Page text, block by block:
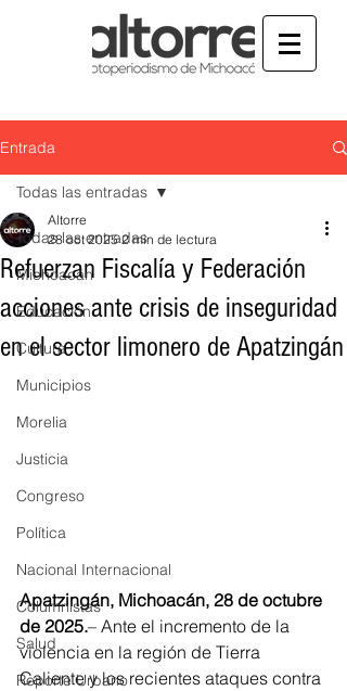
Entrada
Todas las entradas
Michoacán
Educación
Cultura
Municipios
Morelia
Justicia
Congreso
Política
Nacional Internacional
Columnistas
Salud
Reporte Urbano
Todas las entradas
Refuerzan Fiscalía y Federación
acciones ante crisis de inseguridad
en el sector limonero de Apatzingán
Altorre
28 oct 2025 2 min de lectura
Apatzingán, Michoacán, 28 de octubre
de 2025.– Ante el incremento de la
violencia en la región de Tierra
Caliente y los recientes ataques contra